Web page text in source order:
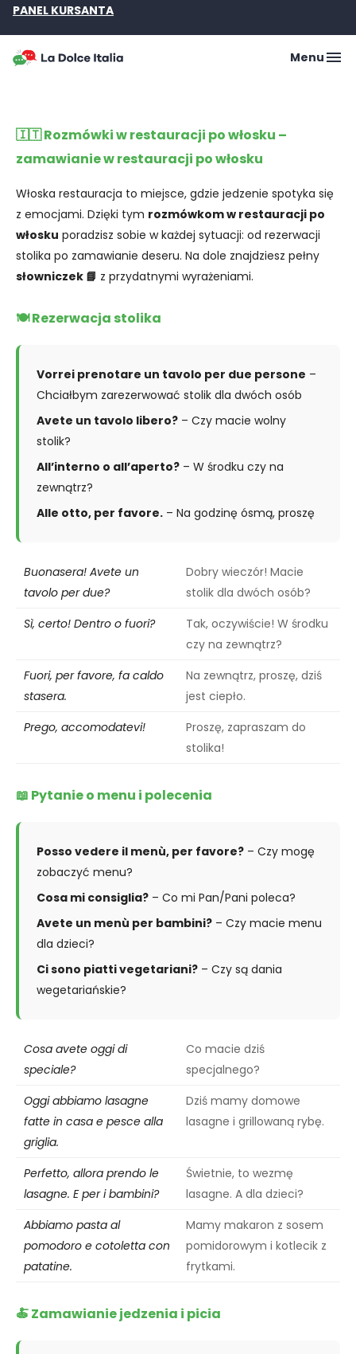
PANEL KURSANTA
Menu
🇮🇹 Rozmówki w restauracji po włosku –
zamawianie w restauracji po włosku
Włoska restauracja to miejsce, gdzie jedzenie spotyka się
z emocjami. Dzięki tym rozmówkom w restauracji po
włosku poradzisz sobie w każdej sytuacji: od rezerwacji
stolika po zamawianie deseru. Na dole znajdziesz pełny
słowniczek 📘 z przydatnymi wyrażeniami.
🍽️ Rezerwacja stolika
Vorrei prenotare un tavolo per due persone –
Chciałbym zarezerwować stolik dla dwóch osób
Avete un tavolo libero? – Czy macie wolny
stolik?
All’interno o all’aperto? – W środku czy na
zewnątrz?
Alle otto, per favore. – Na godzinę ósmą, proszę
Buonasera! Avete un
tavolo per due?
Dobry wieczór! Macie
stolik dla dwóch osób?
Sì, certo! Dentro o fuori?
Tak, oczywiście! W środku
czy na zewnątrz?
Fuori, per favore, fa caldo
stasera.
Na zewnątrz, proszę, dziś
jest ciepło.
Prego, accomodatevi!
Proszę, zapraszam do
stolika!
📖 Pytanie o menu i polecenia
Posso vedere il menù, per favore? – Czy mogę
zobaczyć menu?
Cosa mi consiglia? – Co mi Pan/Pani poleca?
Avete un menù per bambini? – Czy macie menu
dla dzieci?
Ci sono piatti vegetariani? – Czy są dania
wegetariańskie?
Cosa avete oggi di
speciale?
Co macie dziś
specjalnego?
Oggi abbiamo lasagne
fatte in casa e pesce alla
griglia.
Dziś mamy domowe
lasagne i grillowaną rybę.
Perfetto, allora prendo le
lasagne. E per i bambini?
Świetnie, to wezmę
lasagne. A dla dzieci?
Abbiamo pasta al
pomodoro e cotoletta con
patatine.
Mamy makaron z sosem
pomidorowym i kotlecik z
frytkami.
🍝 Zamawianie jedzenia i picia